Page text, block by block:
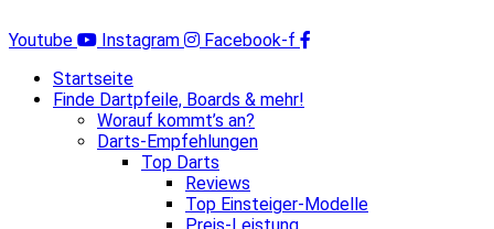
Inhalt
Youtube Instagram
Facebook-f
Startseite
Finde Dartpfeile, Boards & mehr!
Worauf kommt’s an?
Darts-Empfehlungen
Top Darts
Reviews
Top Einsteiger-Modelle